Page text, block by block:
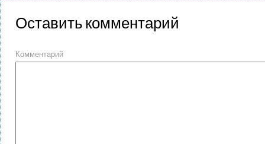
Оставить комментарий
Комментарий